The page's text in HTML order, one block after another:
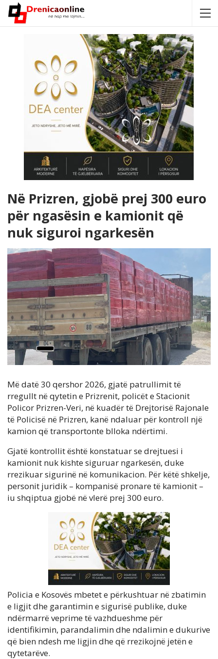
Në Prizren, gjobë prej 300 euro
për ngasësin e kamionit që
nuk siguroi ngarkesën
Më datë 30 qershor 2026, gjatë patrullimit të
rregullt në qytetin e Prizrenit, policët e Stacionit
Policor Prizren-Veri, në kuadër të Drejtorisë Rajonale
të Policisë në Prizren, kanë ndaluar për kontroll një
kamion që transportonte blloka ndërtimi.
Gjatë kontrollit është konstatuar se drejtuesi i
kamionit nuk kishte siguruar ngarkesën, duke
rrezikuar sigurinë në komunikacion. Për këtë shkelje,
personit juridik – kompanisë pronare të kamionit –
iu shqiptua gjobë në vlerë prej 300 euro.
Policia e Kosovës mbetet e përkushtuar në zbatimin
e ligjit dhe garantimin e sigurisë publike, duke
ndërmarrë veprime të vazhdueshme për
identifikimin, parandalimin dhe ndalimin e dukurive
që bien ndesh me ligjin dhe që rrezikojnë jetën e
qytetarëve.